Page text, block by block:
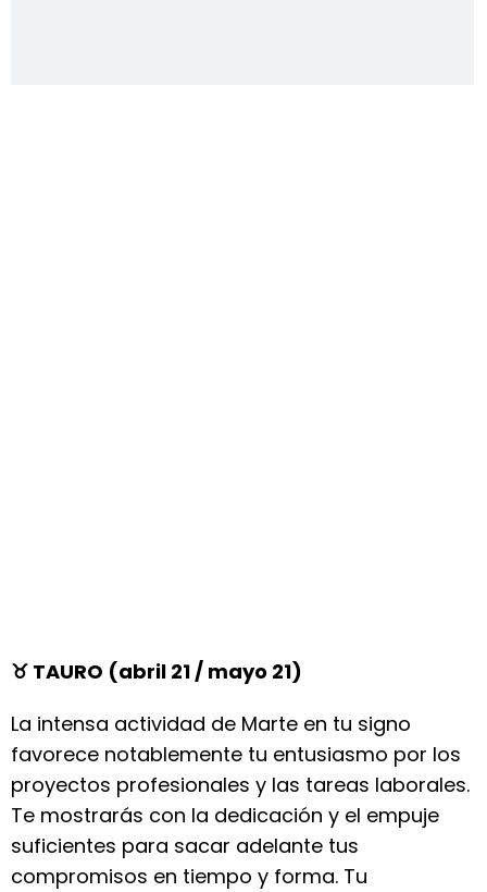
♉ TAURO (abril 21 / mayo 21)
La intensa actividad de Marte en tu signo
favorece notablemente tu entusiasmo por los
proyectos profesionales y las tareas laborales.
Te mostrarás con la dedicación y el empuje
suficientes para sacar adelante tus
compromisos en tiempo y forma. Tu